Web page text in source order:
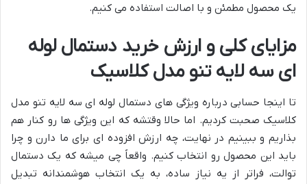
یک محصول مطمئن و با اصالت استفاده می کنیم.
مزایای کلی و ارزش خرید دستمال لوله
ای سه لایه تنو مدل کلاسیک
تا اینجا حسابی درباره ویژگی های دستمال لوله ای سه لایه تنو مدل
کلاسیک صحبت کردیم. اما حالا وقتشه که این ویژگی ها رو کنار هم
بذاریم و ببینیم در نهایت، چه ارزش افزوده ای برای ما دارن و چرا
باید این محصول رو انتخاب کنیم. واقعاً چی میشه که یک دستمال
توالت، فراتر از یه نیاز ساده، به یک انتخاب هوشمندانه تبدیل